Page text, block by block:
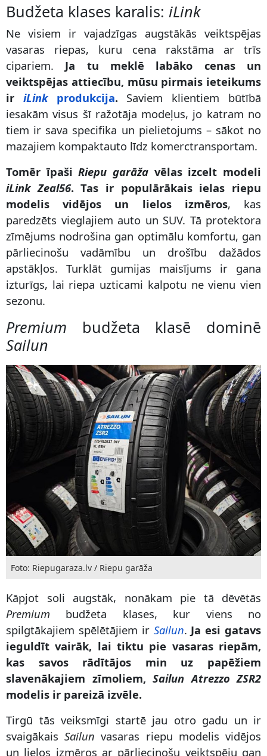
Budžeta klases karalis: iLink
Ne visiem ir vajadzīgas augstākās veiktspējas
vasaras riepas, kuru cena rakstāma ar trīs
cipariem. Ja tu meklē labāko cenas un
veiktspējas attiecību, mūsu pirmais ieteikums
ir iLinkprodukcija.Saviem klientiem būtībā
iesakām visus šī ražotāja modeļus, jo katram no
tiem ir sava specifika un pielietojums – sākot no
mazajiem kompaktauto līdz komerctransportam.
Tomēr īpašiRiepu garāža vēlas izcelt modeli
iLink Zeal56. Tas ir populārākais ielas riepu
modelis vidējos un lielos izmēros, kas
paredzēts vieglajiem auto un SUV. Tā protektora
zīmējums nodrošina gan optimālu komfortu, gan
pārliecinošu vadāmību un drošību dažādos
apstākļos. Turklāt gumijas maisījums ir gana
izturīgs, lai riepa uzticami kalpotu ne vienu vien
sezonu.
Premium budžeta klasē dominē
Sailun
Foto: Riepugaraza.lv / Riepu garāža
Kāpjot soli augstāk, nonākam pie tā dēvētās
Premium budžeta klases, kur viens no
spilgtākajiem spēlētājiem ir Sailun. Ja esi gatavs
ieguldīt vairāk, lai tiktu pie vasaras riepām,
kas savos rādītājos min uz papēžiem
slavenākajiem zīmoliem, Sailun Atrezzo ZSR2
modelis ir pareizā izvēle.
Tirgū tās veiksmīgi startē jau otro gadu un ir
svaigākaisSailun vasaras riepu modelis vidējos
un lielos izmēros ar pārliecinošu veiktspēju gan